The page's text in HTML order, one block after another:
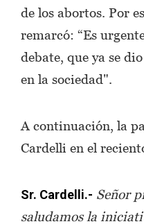
de los abortos. Por
remarcó: “Es
debate, que ya se dio
en la sociedad".
A continuación, la
Cardelli en el
Sr. Cardelli.- Señor
saludamos la